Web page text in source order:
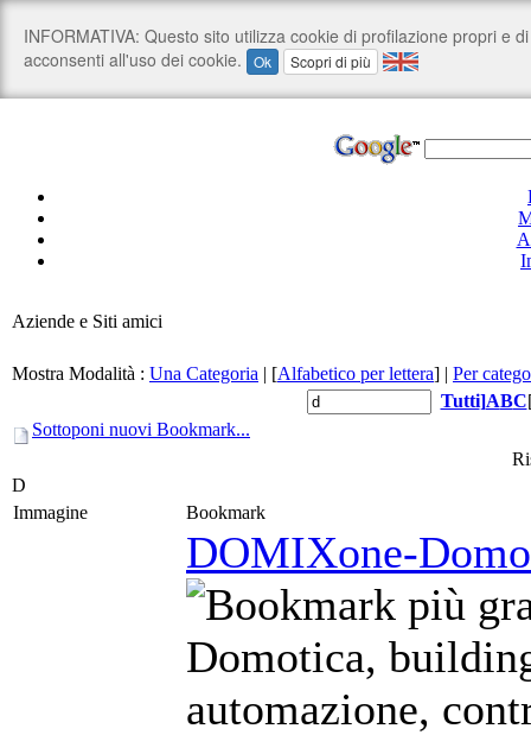
Aziende e Siti amici
Mostra Modalità : Una Categoria | [Alfabetico per lettera] | Per
Tutti]ABC
Sottoponi nuovi Bookmark...
D
Immagine
Bookmark
DOMIXone-
Domotica,
automazione,